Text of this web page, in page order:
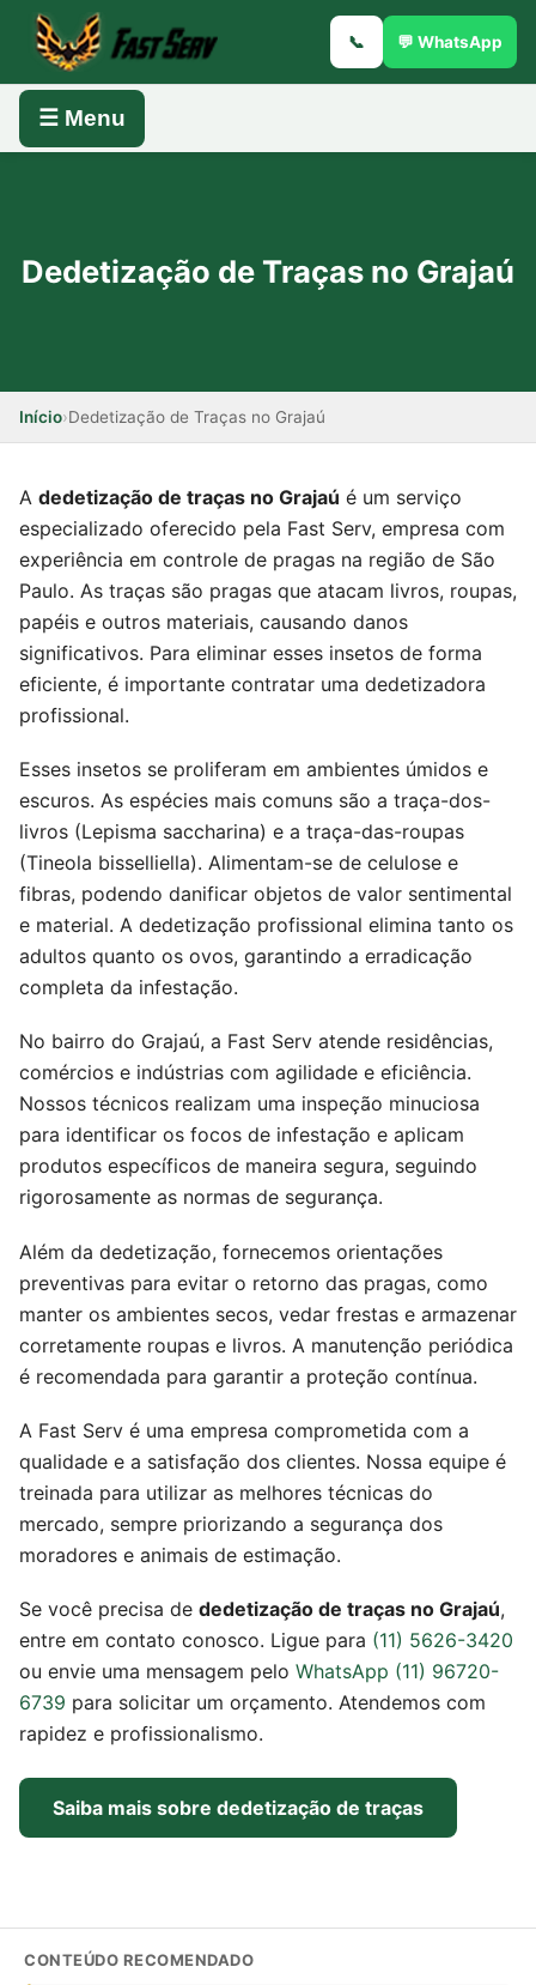
📞 💬 WhatsApp
☰ Menu
Dedetização de Traças no Grajaú
Início›Dedetização de Traças no Grajaú
A dedetização de traças no Grajaú é um serviço
especializado oferecido pela Fast Serv, empresa com
experiência em controle de pragas na região de São
Paulo. As traças são pragas que atacam livros, roupas,
papéis e outros materiais, causando danos
significativos. Para eliminar esses insetos de forma
eficiente, é importante contratar uma dedetizadora
profissional.
Esses insetos se proliferam em ambientes úmidos e
escuros. As espécies mais comuns são a traça-dos-
livros (Lepisma saccharina) e a traça-das-roupas
(Tineola bisselliella). Alimentam-se de celulose e
fibras, podendo danificar objetos de valor sentimental
e material. A dedetização profissional elimina tanto os
adultos quanto os ovos, garantindo a erradicação
completa da infestação.
No bairro do Grajaú, a Fast Serv atende residências,
comércios e indústrias com agilidade e eficiência.
Nossos técnicos realizam uma inspeção minuciosa
para identificar os focos de infestação e aplicam
produtos específicos de maneira segura, seguindo
rigorosamente as normas de segurança.
Além da dedetização, fornecemos orientações
preventivas para evitar o retorno das pragas, como
manter os ambientes secos, vedar frestas e armazenar
corretamente roupas e livros. A manutenção periódica
é recomendada para garantir a proteção contínua.
A Fast Serv é uma empresa comprometida com a
qualidade e a satisfação dos clientes. Nossa equipe é
treinada para utilizar as melhores técnicas do
mercado, sempre priorizando a segurança dos
moradores e animais de estimação.
Se você precisa de dedetização de traças no Grajaú,
entre em contato conosco. Ligue para (11) 5626-3420
ou envie uma mensagem pelo WhatsApp (11) 96720-
6739 para solicitar um orçamento. Atendemos com
rapidez e profissionalismo.
Saiba mais sobre dedetização de traças
CONTEÚDO RECOMENDADO